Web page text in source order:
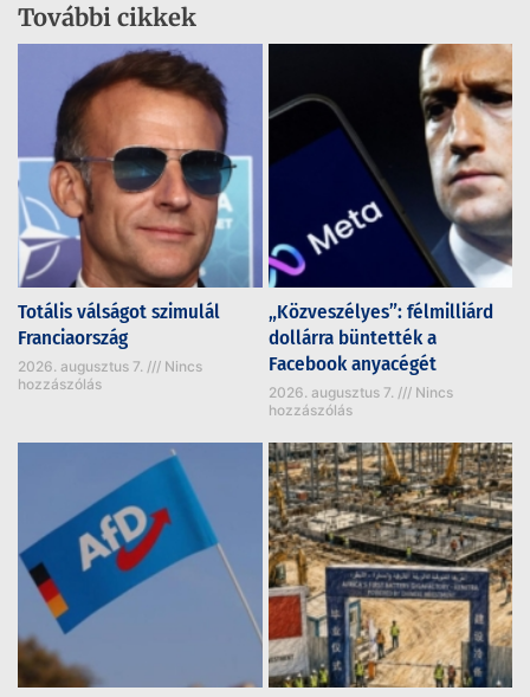
További cikkek
Totális válságot szimulál
Franciaország
2026. augusztus 7.
Nincs
hozzászólás
„Közveszélyes”: félmilliárd
dollárra büntették a
Facebook anyacégét
2026. augusztus 7.
Nincs
hozzászólás